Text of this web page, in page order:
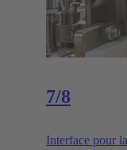
7/8
Interface pour